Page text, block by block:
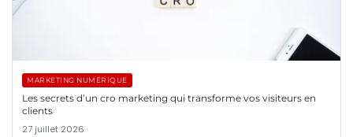
MARKETING NUMÉRIQUE
Les secrets d’un cro marketing qui transforme vos visiteurs en
clients
27 juillet 2026